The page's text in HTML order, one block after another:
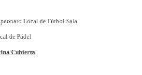
Local de Fútbol Sala
de Pádel
Cubierta